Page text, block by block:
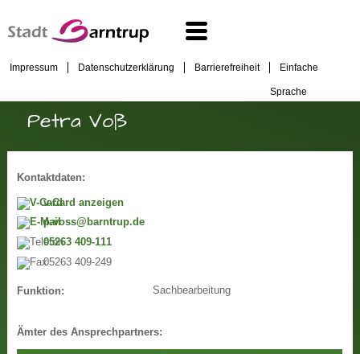
Impressum Datenschutzerklärung Barrierefreiheit Einfache
Sprache
Petra Voß
Kontaktdaten:
v-Card anzeigen
p.voss@barntrup.de
05263 409-111
05263 409-249
Funktion: Sachbearbeitung
Ämter des Ansprechpartners: